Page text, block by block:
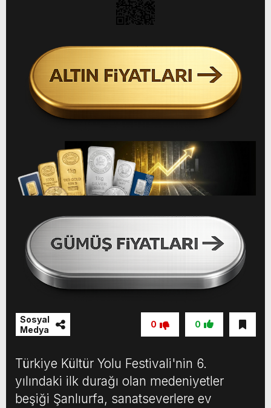
Sosyal
Medya
0
0
Türkiye Kültür Yolu Festivali'nin 6.
yılındaki ilk durağı olan medeniyetler
beşiği Şanlıurfa, sanatseverlere ev